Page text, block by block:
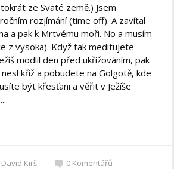
ze Svaté země.) Jsem
rozjímání (time off). A zavítal
a pak k Mrtvému moři. No a musím
z vysoka). Když tak meditujete
modlil den před ukřižováním, pak
kříž a pobudete na Golgotě, kde
být křesťani a věřit v Ježíše
David Kirš 0 Komentářů